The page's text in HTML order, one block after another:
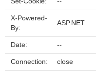
X-Powered-
By:
ASP.NET
Date: --
Connection: close